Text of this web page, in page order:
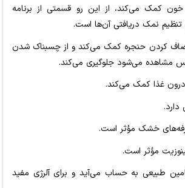
کمک می‌کند، از این رو قسمتی از برنامه
تنظیم نمک دریافتی آن‌ها است.
کردن حنجره کمک می‌کند و از چسبناک شدن
مشاهده می‌شود جلوگیری می‌کند.
غذا کمک می‌کند.
خشک مؤثر است.
مؤثر است.
طبیعی به حساب می‌آید و برای آلرژی مفید